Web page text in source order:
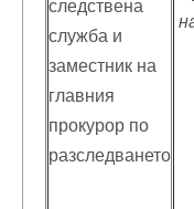
следствена
служба и
заместник на
главния
прокурор по
разследването